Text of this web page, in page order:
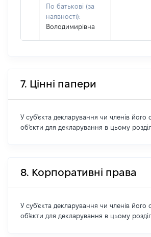
По батькові (за
наявності):
Володимирівна
7. Цінні папери
У суб'єкта декларування чи членів його
об'єкти для декларування в цьому
8. Корпоративні права
У суб'єкта декларування чи членів його
об'єкти для декларування в цьому